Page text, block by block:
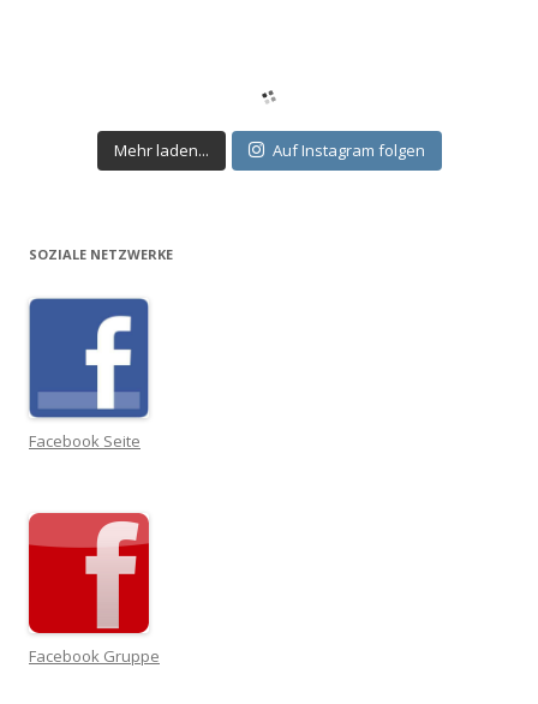
Mehr laden... Auf Instagram folgen
SOZIALE NETZWERKE
Facebook Seite
Facebook Gruppe